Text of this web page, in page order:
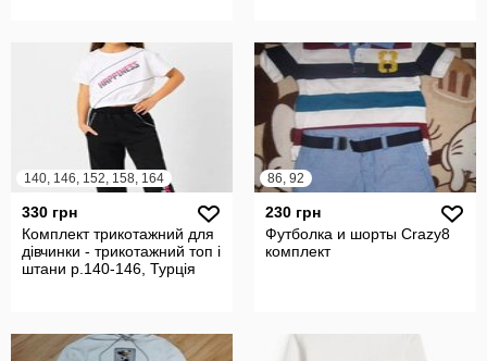
140, 146, 152, 158, 164
330 грн
Комплект трикотажний для
дівчинки - трикотажний топ і
штани р.140-146, Турція
86, 92
230 грн
Футболка и шорты Crazy8
комплект